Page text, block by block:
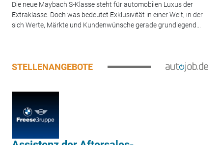
Die neue Maybach S-Klasse steht für automobilen Luxus der
Extraklasse. Doch was bedeutet Exklusivität in einer Welt, in der
sich Werte, Märkte und Kundenwünsche gerade grundlegend...
STELLENANGEBOTE